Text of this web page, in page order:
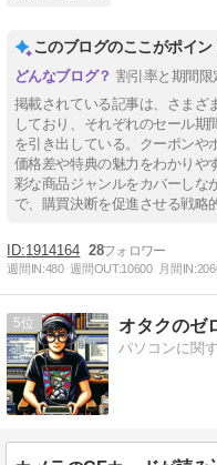
このブログのここがポイン
割引率と期間
掲載されている記事は、さまざ
しており、それぞれのセール
を引き出している。クーポンや
価格差や特典の魅力をわかりや
彩な商品ジャンルをカバーしな
で、購買決断を促進させる戦略
1914164 28
週間IN:480 週間OUT:10600 月間IN:
5 オタクのゼ
パソコンに関